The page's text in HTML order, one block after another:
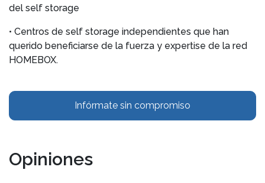
del self storage
• Centros de self storage independientes que han
querido beneficiarse de la fuerza y expertise de la red
HOMEBOX.
Infórmate sin compromiso
Opiniones